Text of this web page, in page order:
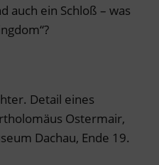
auch ein Schloß – was
Detail eines
Ostermair,
Dachau, Ende 19.